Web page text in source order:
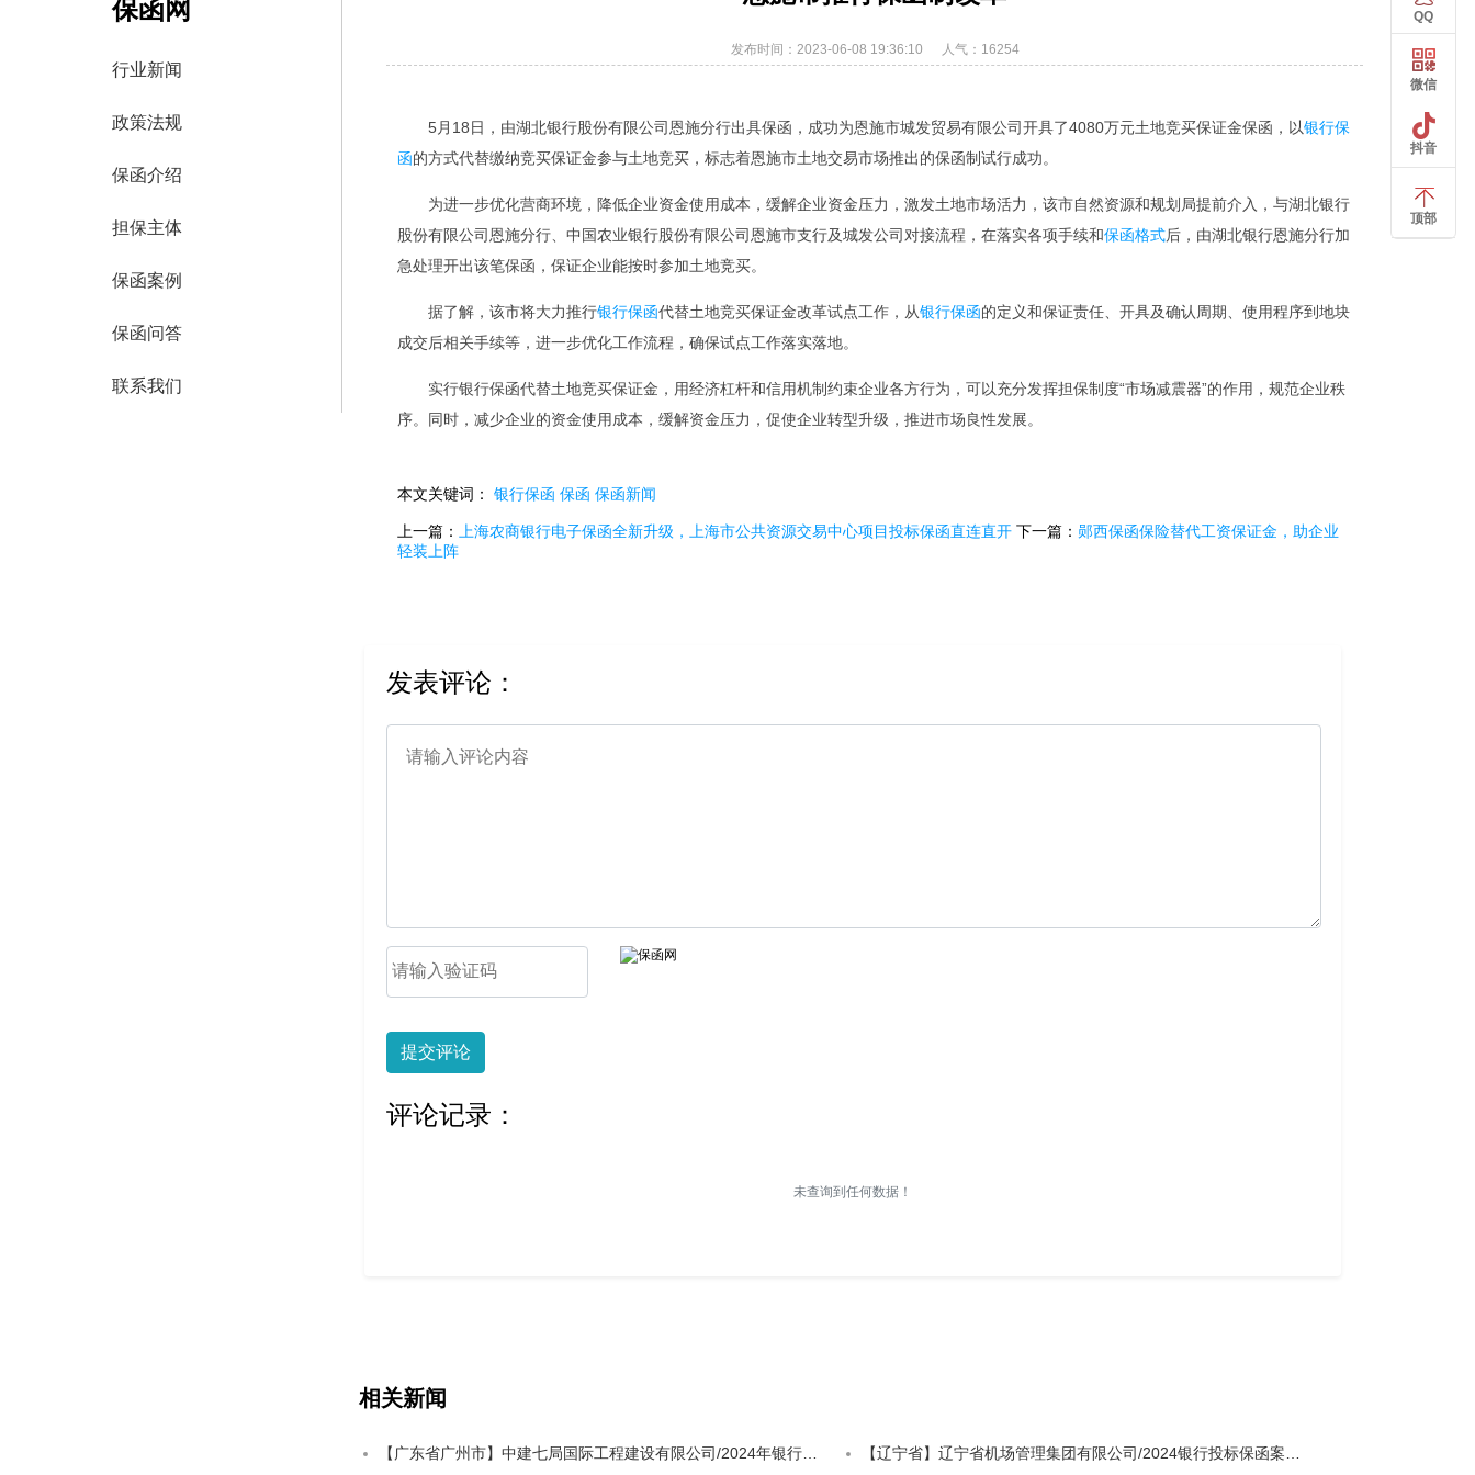
保函网
行业新闻
政策法规
保函介绍
担保主体
保函案例
保函问答
联系我们
发布时间：2023-06-08 19:36:10 人气：16254
5月18日，由湖北银行股份有限公司恩施分行出具保函，成功为恩施市城发贸易有限公司开具了4080万元土地竞买保证金保函，以银行保
函的方式代替缴纳竞买保证金参与土地竞买，标志着恩施市土地交易市场推出的保函制试行成功。
为进一步优化营商环境，降低企业资金使用成本，缓解企业资金压力，激发土地市场活力，该市自然资源和规划局提前介入，与湖北银行
股份有限公司恩施分行、中国农业银行股份有限公司恩施市支行及城发公司对接流程，在落实各项手续和保函格式后，由湖北银行恩施分行加
急处理开出该笔保函，保证企业能按时参加土地竞买。
据了解，该市将大力推行银行保函代替土地竞买保证金改革试点工作，从银行保函的定义和保证责任、开具及确认周期、使用程序到地块
成交后相关手续等，进一步优化工作流程，确保试点工作落实落地。
实行银行保函代替土地竞买保证金，用经济杠杆和信用机制约束企业各方行为，可以充分发挥担保制度“市场减震器”的作用，规范企业秩
序。同时，减少企业的资金使用成本，缓解资金压力，促使企业转型升级，推进市场良性发展。
本文关键词： 银行保函 保函 保函新闻
上一篇： 上海农商银行电子保函全新升级，上海市公共资源交易中心项目投标保函直连直开 下一篇： 郧西保函保险替代工资保证金，助企业
轻装上阵
发表评论：
提交评论
评论记录：
未查询到任何数据！
相关新闻
QQ
微信
抖音
顶部